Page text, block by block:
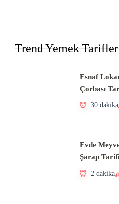
Mutfakları
Trend Yemek
Esnaf
Çorbası
30 dakika
Evde
Şarap Tarifi
2 dakika